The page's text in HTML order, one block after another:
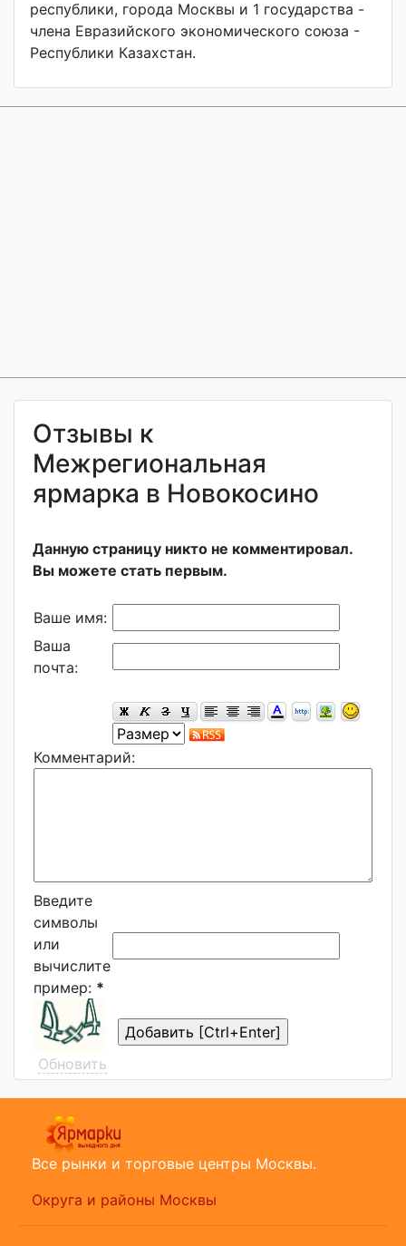
республики, города Москвы и 1 государства -
члена Евразийского экономического союза -
Республики Казахстан.
Отзывы к
Межрегиональная
ярмарка в Новокосино
Данную страницу никто не комментировал.
Вы можете стать первым.
Ваше имя:
Ваша
почта:
Комментарий:
Введите
символы
или
вычислите
пример: *
Обновить
Все рынки и торговые центры Москвы.
Округа и районы Москвы